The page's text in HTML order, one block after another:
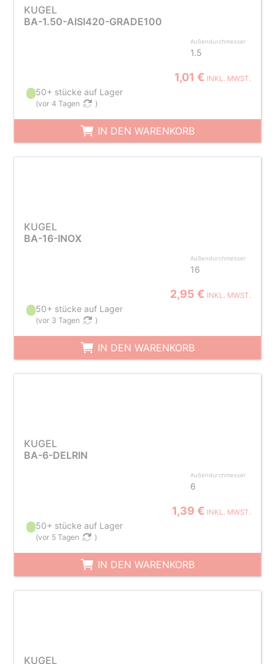
KUGEL
BA-1.50-AISI420-GRADE100
Außendurchmesser
1.5
1,01 € INKL. MWST.
50+ stücke auf Lager
(vor 4 Tagen )
IN DEN WARENKORB
KUGEL
BA-16-INOX
Außendurchmesser
16
2,95 € INKL. MWST.
50+ stücke auf Lager
(vor 3 Tagen )
IN DEN WARENKORB
KUGEL
BA-6-DELRIN
Außendurchmesser
6
1,39 € INKL. MWST.
50+ stücke auf Lager
(vor 5 Tagen )
IN DEN WARENKORB
KUGEL